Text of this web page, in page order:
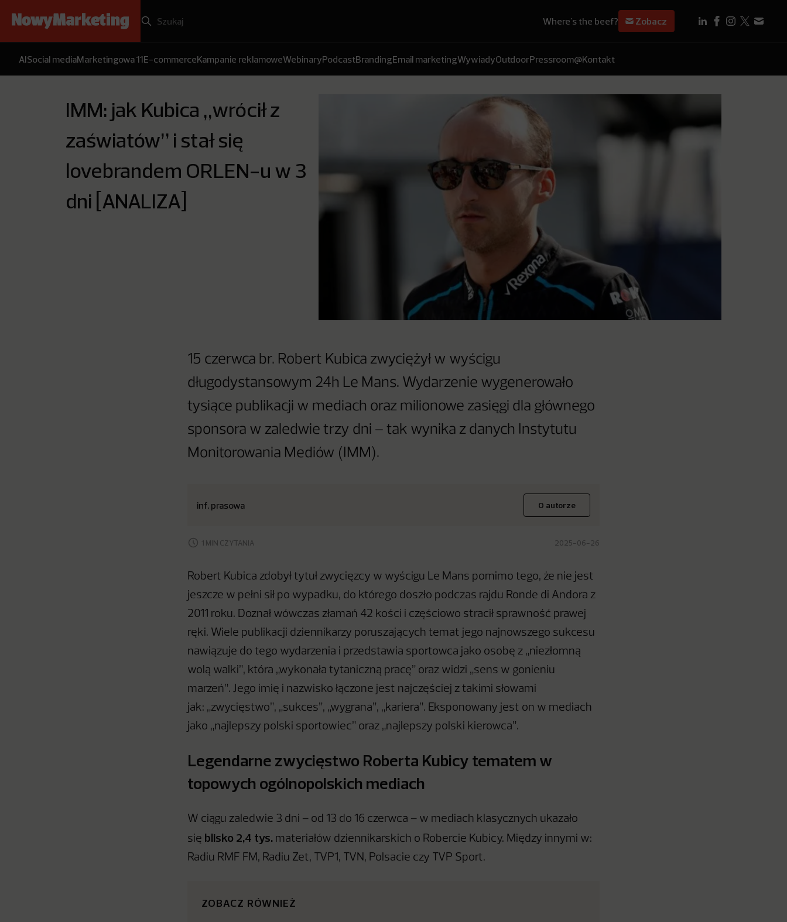
Where's the beef? Zobacz
AISocial mediaMarketingowa 11E-commerceKampanie reklamoweWebinaryPodcastBrandingEmail marketingWywiadyOutdoorPressroom@Kontakt
IMM: jak Kubica „wrócił z
zaświatów” i stał się
lovebrandem ORLEN-u w 3
dni [ANALIZA]
15 czerwca br. Robert Kubica zwyciężył w wyścigu
długodystansowym 24h Le Mans. Wydarzenie wygenerowało
tysiące publikacji w mediach oraz milionowe zasięgi dla głównego
sponsora w zaledwie trzy dni – tak wynika z danych Instytutu
Monitorowania Mediów (IMM).
inf. prasowa O autorze
1 MIN CZYTANIA 2025-06-26
Robert Kubica zdobył tytuł zwycięzcy w wyścigu Le Mans pomimo tego, że nie jest
jeszcze w pełni sił po wypadku, do którego doszło podczas rajdu Ronde di Andora z
2011 roku. Doznał wówczas złamań 42 kości i częściowo stracił sprawność prawej
ręki. Wiele publikacji dziennikarzy poruszających temat jego najnowszego sukcesu
nawiązuje do tego wydarzenia i przedstawia sportowca jako osobę z „niezłomną
wolą walki”, która „wykonała tytaniczną pracę” oraz widzi „sens w gonieniu
marzeń”. Jego imię i nazwisko łączone jest najczęściej z takimi słowami
jak: „zwycięstwo”, „sukces”, „wygrana”, „kariera”. Eksponowany jest on w mediach
jako „najlepszy polski sportowiec” oraz „najlepszy polski kierowca”.
Legendarne zwycięstwo Roberta Kubicy tematem w
topowych ogólnopolskich mediach
W ciągu zaledwie 3 dni – od 13 do 16 czerwca – w mediach klasycznych ukazało
się blisko 2,4 tys. materiałów dziennikarskich o Robercie Kubicy. Między innymi w:
Radiu RMF FM, Radiu Zet, TVP1, TVN, Polsacie czy TVP Sport.
ZOBACZ RÓWNIEŻ